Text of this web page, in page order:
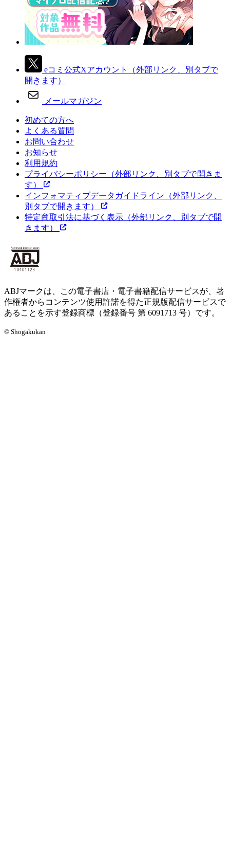
eコミ公式Xアカウント
（外部リンク、別タブで
開きます）
メールマガジン
初めての方へ
よくある質問
お問い合わせ
お知らせ
利用規約
プライバシーポリシー （外部リンク、別タブで開きま
す）
インフォマティブデータガイドライン （外部リンク、
別タブで開きます）
特定商取引法に基づく表示 （外部リンク、別タブで開
きます）
ABJマークは、この電子書店・電子書籍配信サービスが、著
作権者からコンテンツ使用許諾を得た正規版配信サービスで
あることを示す登録商標（登録番号 第 6091713 号）です。
© Shogakukan